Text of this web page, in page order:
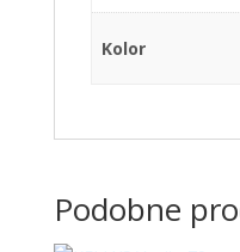
Kolor
Podobne